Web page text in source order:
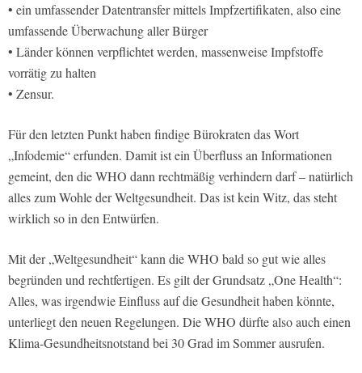
• ein umfassender Datentransfer mittels Impfzertifikaten, also eine
umfassende Überwachung aller Bürger
• Länder können verpflichtet werden, massenweise Impfstoffe
vorrätig zu halten
• Zensur.
Für den letzten Punkt haben findige Bürokraten das Wort
„Infodemie“ erfunden. Damit ist ein Überfluss an Informationen
gemeint, den die WHO dann rechtmäßig verhindern darf – natürlich
alles zum Wohle der Weltgesundheit. Das ist kein Witz, das steht
wirklich so in den Entwürfen.
Mit der „Weltgesundheit“ kann die WHO bald so gut wie alles
begründen und rechtfertigen. Es gilt der Grundsatz „One Health“:
Alles, was irgendwie Einfluss auf die Gesundheit haben könnte,
unterliegt den neuen Regelungen. Die WHO dürfte also auch einen
Klima-Gesundheitsnotstand bei 30 Grad im Sommer ausrufen.